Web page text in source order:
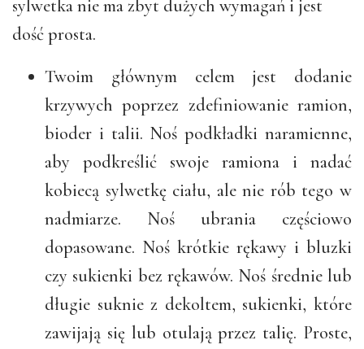
sylwetka nie ma zbyt dużych wymagań i jest
dość prosta.
Twoim głównym celem jest dodanie
krzywych poprzez zdefiniowanie ramion,
bioder i talii. Noś podkładki naramienne,
aby podkreślić swoje ramiona i nadać
kobiecą sylwetkę ciału, ale nie rób tego w
nadmiarze. Noś ubrania częściowo
dopasowane. Noś krótkie rękawy i bluzki
czy sukienki bez rękawów. Noś średnie lub
długie suknie z dekoltem, sukienki, które
zawijają się lub otulają przez talię. Proste,